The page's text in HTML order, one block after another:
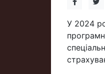
У 2024